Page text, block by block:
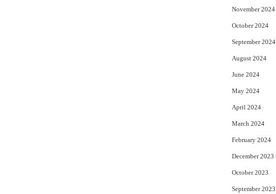
November 2024
October 2024
September 2024
August 2024
June 2024
May 2024
April 2024
March 2024
February 2024
December 2023
October 2023
September 2023